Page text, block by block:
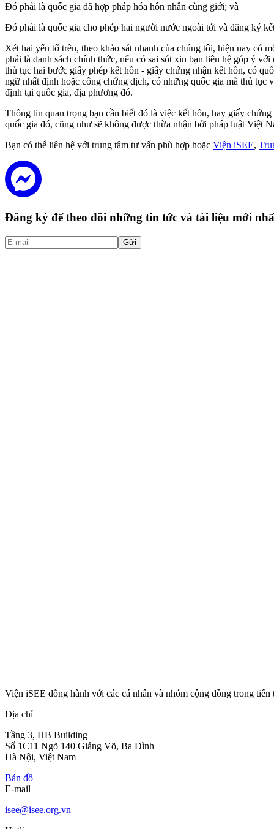
Đó phải là quốc gia đã hợp pháp hóa hôn nhân cùng giới; và
Đó phải là quốc gia cho phép hai người nước ngoài tới và đăng ký
Xét hai yếu tố trên, theo khảo sát nhanh của chúng tôi, hiện nay có
phải là danh sách chính thức, nếu có sai sót xin bạn liên hệ góp ý
thủ tục hai bước giấy phép kết hôn - giấy chứng nhận kết hôn, có
ngữ nhất định hoặc công chứng dịch, có những quốc gia mà thủ
định tại quốc gia, địa phương đó.
Thông tin quan trọng bạn cần biết đó là việc kết hôn, hay giấy
quốc gia đó, cũng như sẽ không được thừa nhận bởi pháp luật Việt
Bạn có thể liên hệ với trung tâm tư vấn phù hợp hoặc Viện iSEE,
Đăng ký để theo dõi những tin tức và tài liệu mới
Gửi
Viện iSEE đồng hành với các cá nhân và nhóm cộng đồng trong
Địa chỉ
Tầng 3, HB Building
Số 1C11 Ngõ 140 Giảng Võ, Ba Đình
Hà Nội, Việt Nam
Bản đồ
E-mail
isee@isee.org.vn